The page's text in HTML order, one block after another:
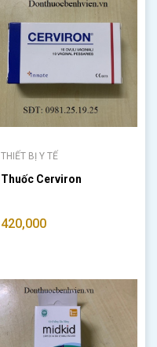
THIẾT BỊ Y TẾ
Thuốc Cerviron
420,000